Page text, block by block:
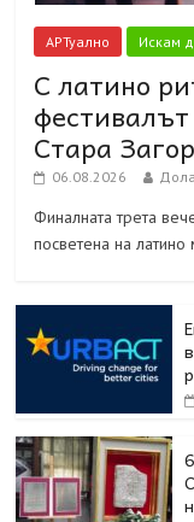
АРТуално Искам
С латино
Стара
06.08.2026
Финалната трета
посветена на латино